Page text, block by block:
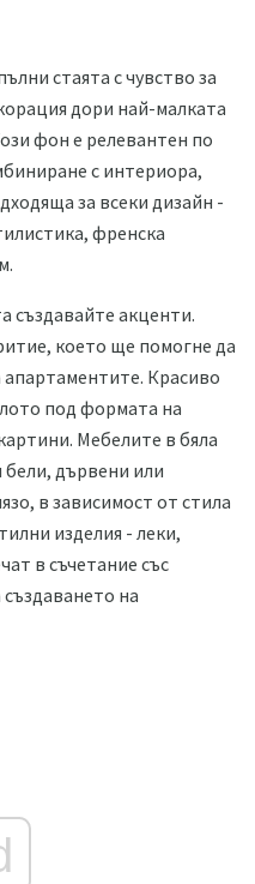
стаята с чувство за
дори най-малката
фон е релевантен по
с интериора,
за всеки дизайн -
френска
създавайте акценти.
което ще помогне да
апартаментите. Красиво
под формата на
Мебелите в бяла
бели, дървени или
в зависимост от стила
изделия - леки,
в съчетание със
на